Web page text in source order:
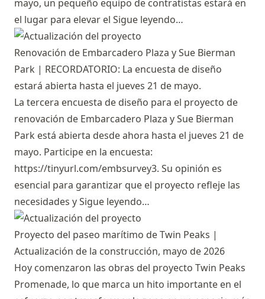
mayo, un pequeño equipo de contratistas estará en
el lugar para elevar el Sigue leyendo…
Renovación de Embarcadero Plaza y Sue Bierman
Park | RECORDATORIO: La encuesta de diseño
estará abierta hasta el jueves 21 de mayo.
La tercera encuesta de diseño para el proyecto de
renovación de Embarcadero Plaza y Sue Bierman
Park está abierta desde ahora hasta el jueves 21 de
mayo. Participe en la encuesta:
https://tinyurl.com/embsurvey3. Su opinión es
esencial para garantizar que el proyecto refleje las
necesidades ySigue leyendo…
Proyecto del paseo marítimo de Twin Peaks |
Actualización de la construcción, mayo de 2026
Hoy comenzaron las obras del proyecto Twin Peaks
Promenade, lo que marca un hito importante en el